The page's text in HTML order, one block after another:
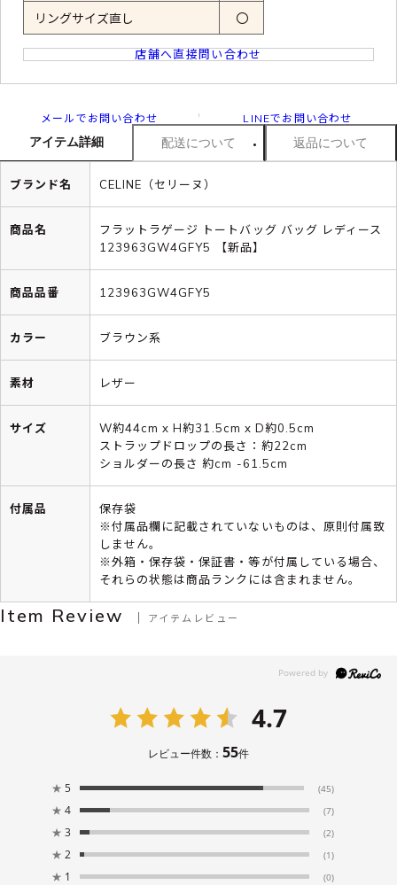
リングサイズ直し 〇
店舗へ直接問い合わせ
メールでお問い合わせ LINEでお問い合わせ
アイテム詳細 配送について 返品について
ブランド名 CELINE（セリーヌ）
商品名
フラットラゲージ トートバッグ バッグ レディース
123963GW4GFY5 【新品】
商品品番 123963GW4GFY5
カラー ブラウン系
素材 レザー
サイズ
W約44cm x H約31.5cm x D約0.5cm
ストラップドロップの長さ：約22cm
ショルダーの長さ 約cm -61.5cm
付属品
保存袋
※付属品欄に記載されていないものは、原則付属致
しません。
※外箱・保存袋・保証書・等が付属している場合、
それらの状態は商品ランクには含まれません。
Item Review アイテムレビュー
4.7
レビュー件数： 55件
★ 5 (45)
★ 4 (7)
★ 3 (2)
★ 2 (1)
★ 1 (0)